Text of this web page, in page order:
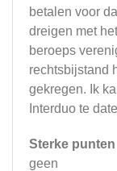
betalen voor
dreigen met
beroeps
rechtsbijstand
gekregen. Ik
Interduo te
Sterke punten
geen